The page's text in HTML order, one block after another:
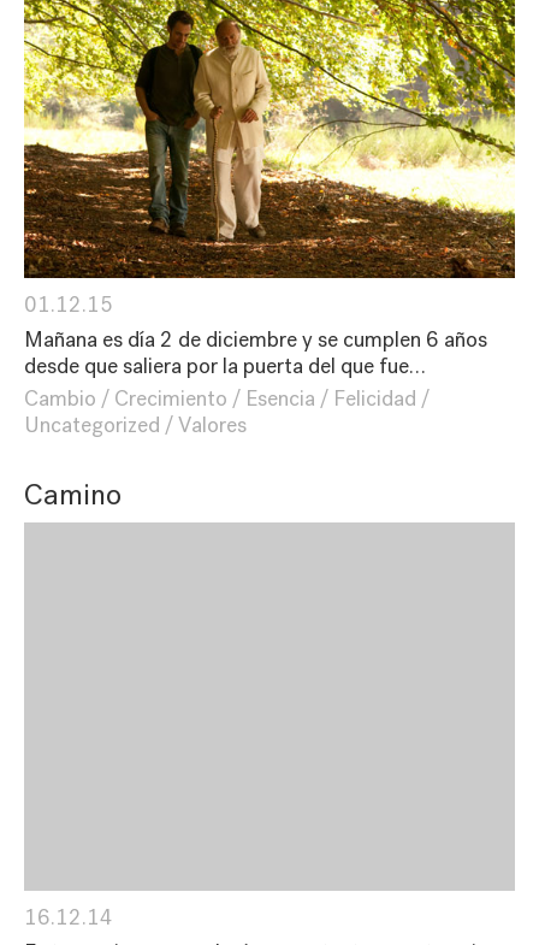
01.12.15
Mañana es día 2 de diciembre y se cumplen 6 años
desde que saliera por la puerta del que fue…
Cambio
Crecimiento Esencia
Felicidad
Uncategorized
Valores
Camino
16.12.14